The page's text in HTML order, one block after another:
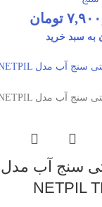
تومان
به سبد خرید
سنج آب مدل
NETPIL